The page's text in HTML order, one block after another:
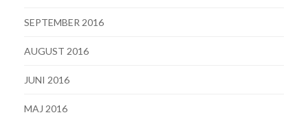
SEPTEMBER 2016
AUGUST 2016
JUNI 2016
MAJ 2016